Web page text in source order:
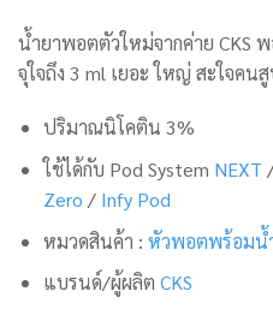
น้ำยาพอตตัวใหม่จากค่าย CKS
จุใจถึง 3 ml เยอะ ใหญ่ สะใจค
ปริมาณนิโคติน 3%
ใช้ได้กับ Pod System NEXT
Zero / Infy Pod
หมวดสินค้า : หัวพอตพร้อมน้
แบรนด์/ผู้ผลิต CKS